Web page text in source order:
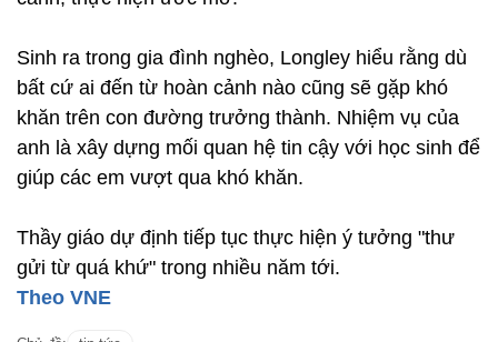
Sinh ra trong gia đình nghèo, Longley hiểu rằng dù
bất cứ ai đến từ hoàn cảnh nào cũng sẽ gặp khó
khăn trên con đường trưởng thành. Nhiệm vụ của
anh là xây dựng mối quan hệ tin cậy với học sinh để
giúp các em vượt qua khó khăn.
Thầy giáo dự định tiếp tục thực hiện ý tưởng "thư
gửi từ quá khứ" trong nhiều năm tới.
Theo VNE